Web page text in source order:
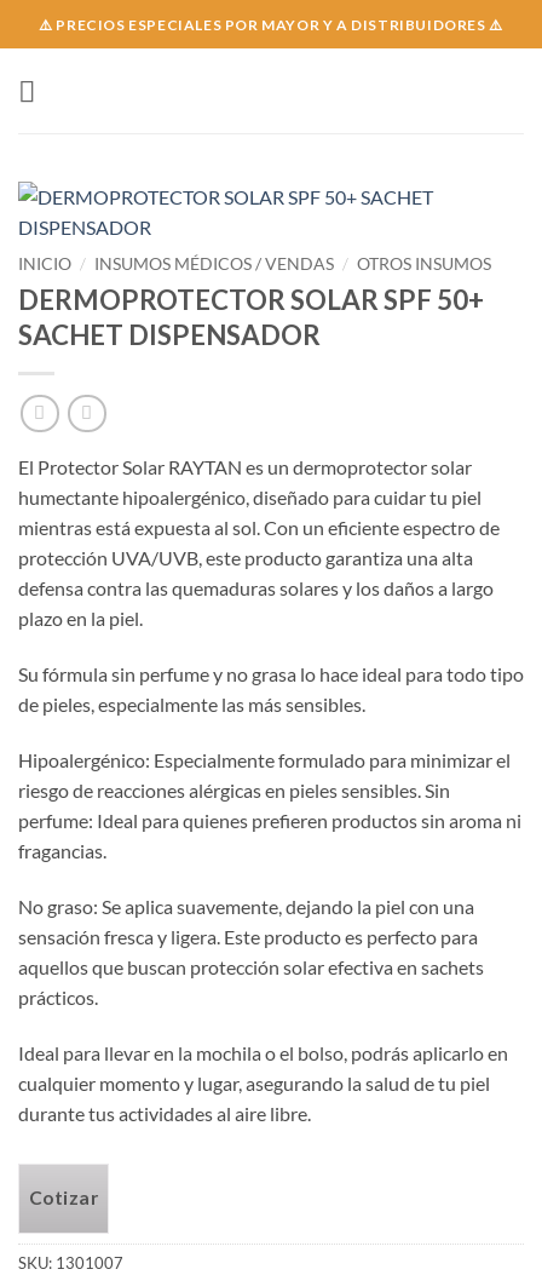
to
⚠️ PRECIOS ESPECIALES POR MAYOR Y A DISTRIBUIDORES ⚠️
INICIO / INSUMOS MÉDICOS / VENDAS / OTROS INSUMOS
DERMOPROTECTOR SOLAR SPF 50+
SACHET DISPENSADOR
El Protector Solar RAYTAN es un dermoprotector solar
humectante hipoalergénico, diseñado para cuidar tu piel
mientras está expuesta al sol. Con un eficiente espectro de
protección UVA/UVB, este producto garantiza una alta
defensa contra las quemaduras solares y los daños a largo
plazo en la piel.
Su fórmula sin perfume y no grasa lo hace ideal para todo tipo
de pieles, especialmente las más sensibles.
Hipoalergénico: Especialmente formulado para minimizar el
riesgo de reacciones alérgicas en pieles sensibles. Sin
perfume: Ideal para quienes prefieren productos sin aroma ni
fragancias.
No graso: Se aplica suavemente, dejando la piel con una
sensación fresca y ligera. Este producto es perfecto para
aquellos que buscan protección solar efectiva en sachets
prácticos.
Ideal para llevar en la mochila o el bolso, podrás aplicarlo en
cualquier momento y lugar, asegurando la salud de tu piel
durante tus actividades al aire libre.
Cotizar
SKU: 1301007